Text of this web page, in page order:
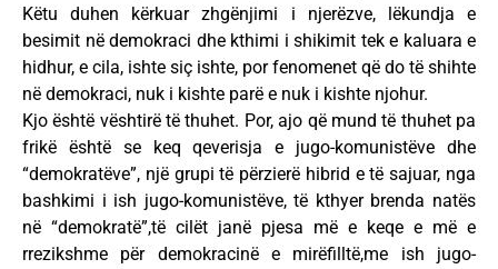
Këtu duhen kërkuar zhgënjimi i njerëzve, lëkundja e
besimit në demokraci dhe kthimi i shikimit tek e kaluara e
hidhur, e cila, ishte siç ishte, por fenomenet që do të shihte
në demokraci, nuk i kishte parë e nuk i kishte njohur.
Kjo është vështirë të thuhet. Por, ajo që mund të thuhet pa
frikë është se keq qeverisja e jugo-komunistëve dhe
“demokratëve”, një grupi të përzierë hibrid e të sajuar, nga
bashkimi i ish jugo-komunistëve, të kthyer brenda natës
në “demokratë”,të cilët janë pjesa më e keqe e më e
rrezikshme për demokracinë e mirëfilltë,me ish jugo-